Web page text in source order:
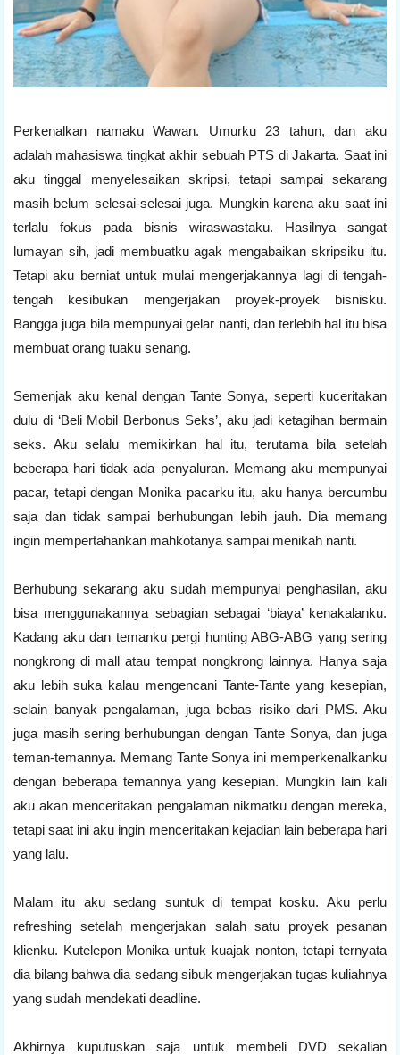
Perkenalkan namaku Wawan. Umurku 23 tahun, dan aku
adalah mahasiswa tingkat akhir sebuah PTS di Jakarta. Saat ini
aku tinggal menyelesaikan skripsi, tetapi sampai sekarang
masih belum selesai-selesai juga. Mungkin karena aku saat ini
terlalu fokus pada bisnis wiraswastaku. Hasilnya sangat
lumayan sih, jadi membuatku agak mengabaikan skripsiku itu.
Tetapi aku berniat untuk mulai mengerjakannya lagi di tengah-
tengah kesibukan mengerjakan proyek-proyek bisnisku.
Bangga juga bila mempunyai gelar nanti, dan terlebih hal itu bisa
membuat orang tuaku senang.
Semenjak aku kenal dengan Tante Sonya, seperti kuceritakan
dulu di ‘Beli Mobil Berbonus Seks’, aku jadi ketagihan bermain
seks. Aku selalu memikirkan hal itu, terutama bila setelah
beberapa hari tidak ada penyaluran. Memang aku mempunyai
pacar, tetapi dengan Monika pacarku itu, aku hanya bercumbu
saja dan tidak sampai berhubungan lebih jauh. Dia memang
ingin mempertahankan mahkotanya sampai menikah nanti.
Berhubung sekarang aku sudah mempunyai penghasilan, aku
bisa menggunakannya sebagian sebagai ‘biaya’ kenakalanku.
Kadang aku dan temanku pergi hunting ABG-ABG yang sering
nongkrong di mall atau tempat nongkrong lainnya. Hanya saja
aku lebih suka kalau mengencani Tante-Tante yang kesepian,
selain banyak pengalaman, juga bebas risiko dari PMS. Aku
juga masih sering berhubungan dengan Tante Sonya, dan juga
teman-temannya. Memang Tante Sonya ini memperkenalkanku
dengan beberapa temannya yang kesepian. Mungkin lain kali
aku akan menceritakan pengalaman nikmatku dengan mereka,
tetapi saat ini aku ingin menceritakan kejadian lain beberapa hari
yang lalu.
Malam itu aku sedang suntuk di tempat kosku. Aku perlu
refreshing setelah mengerjakan salah satu proyek pesanan
klienku. Kutelepon Monika untuk kuajak nonton, tetapi ternyata
dia bilang bahwa dia sedang sibuk mengerjakan tugas kuliahnya
yang sudah mendekati deadline.
Akhirnya kuputuskan saja untuk membeli DVD sekalian